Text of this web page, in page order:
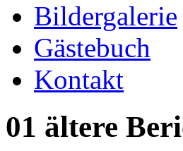
Bildergalerie
Gästebuch
Kontakt
01 ältere